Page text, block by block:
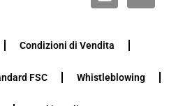
Condizioni di Vendita
FSC Whistleblowing